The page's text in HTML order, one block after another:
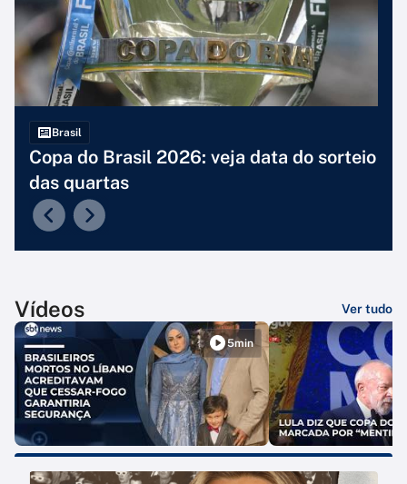
Brasil
Copa do Brasil 2026: veja data do sorteio
das quartas
Vídeos Ver tudo
5min